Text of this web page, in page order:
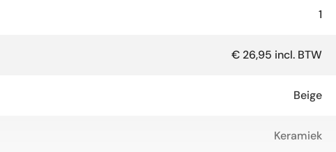
1
€ 26,95 incl. BTW
Beige
Keramiek